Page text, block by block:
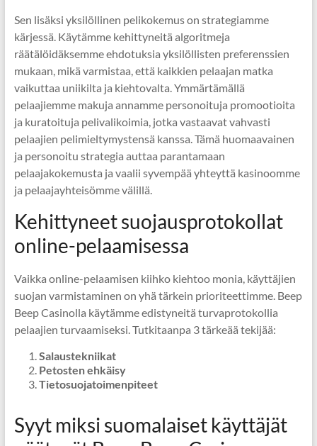
Sen lisäksi yksilöllinen pelikokemus on strategiamme
kärjessä. Käytämme kehittyneitä algoritmeja
räätälöidäksemme ehdotuksia yksilöllisten preferenssien
mukaan, mikä varmistaa, että kaikkien pelaajan matka
vaikuttaa uniikilta ja kiehtovalta. Ymmärtämällä
pelaajiemme makuja annamme personoituja promootioita
ja kuratoituja pelivalikoimia, jotka vastaavat vahvasti
pelaajien pelimieltymystensä kanssa. Tämä huomaavainen
ja personoitu strategia auttaa parantamaan
pelaajakokemusta ja vaalii syvempää yhteyttä kasinoomme
ja pelaajayhteisömme välillä.
Kehittyneet suojausprotokollat
online-pelaamisessa
Vaikka online-pelaamisen kiihko kiehtoo monia, käyttäjien
suojan varmistaminen on yhä tärkein prioriteettimme. Beep
Beep Casinolla käytämme edistyneitä turvaprotokollia
pelaajien turvaamiseksi. Tutkitaanpa 3 tärkeää tekijää:
Salaustekniikat
Petosten ehkäisy
Tietosuojatoimenpiteet
Syyt miksi suomalaiset käyttäjät